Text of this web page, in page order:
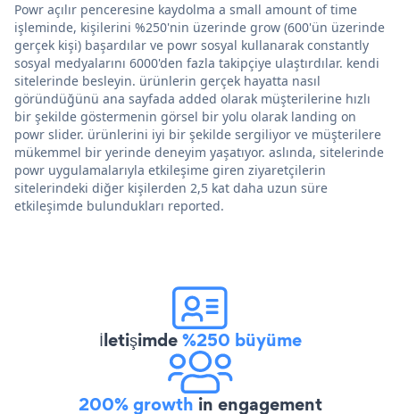
Powr açılır penceresine kaydolma a small amount of time
işleminde, kişilerini %250'nin üzerinde grow (600'ün üzerinde
gerçek kişi) başardılar ve powr sosyal kullanarak constantly
sosyal medyalarını 6000'den fazla takipçiye ulaştırdılar. kendi
sitelerinde besleyin. ürünlerin gerçek hayatta nasıl
göründüğünü ana sayfada added olarak müşterilerine hızlı
bir şekilde göstermenin görsel bir yolu olarak landing on
powr slider. ürünlerini iyi bir şekilde sergiliyor ve müşterilere
mükemmel bir yerinde deneyim yaşatıyor. aslında, sitelerinde
powr uygulamalarıyla etkileşime giren ziyaretçilerin
sitelerindeki diğer kişilerden 2,5 kat daha uzun süre
etkileşimde bulundukları reported.
İletişimde%250 büyüme
200% growth in engagement